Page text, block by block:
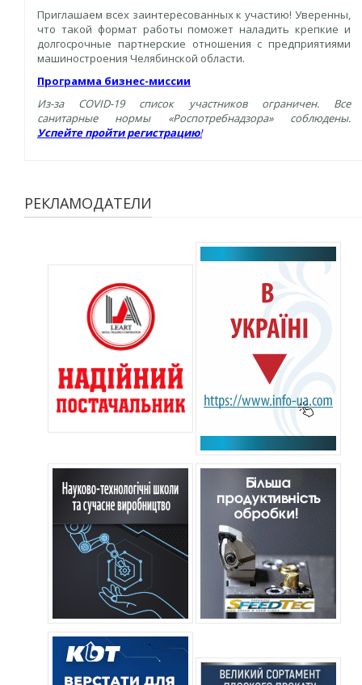
Приглашаем всех заинтересованных к участию! Уверенны,
что такой формат работы поможет наладить крепкие и
долгосрочные партнерские отношения с предприятиями
машиностроения Челябинской области.
Программа бизнес-миссии
Из-за COVID-19 список участников ограничен. Все
санитарные нормы «Роспотребнадзора» соблюдены.
Успейте пройти регистрацию!
РЕКЛАМОДАТЕЛИ